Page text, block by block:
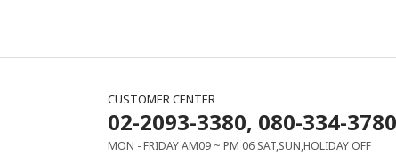
CUSTOMER CENTER
02-2093-3380, 080-334-3780
MON - FRIDAY AM09 ~ PM 06 SAT,SUN,HOLIDAY OFF